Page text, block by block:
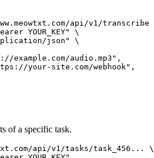
api/v1/
YOUR_KEY" \
json" \
example.com/audio.mp3",
your-site.com/webhook",
of a specific task.
api/v1/tasks/task_456... \